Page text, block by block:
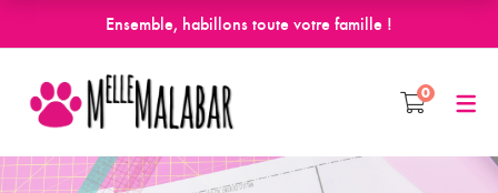
Ensemble, habillons toute votre famille !
0